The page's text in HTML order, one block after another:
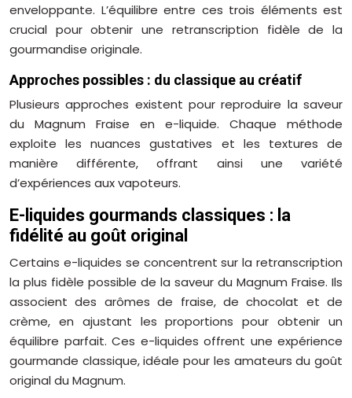
enveloppante. L’équilibre entre ces trois éléments est
crucial pour obtenir une retranscription fidèle de la
gourmandise originale.
Approches possibles : du classique au créatif
Plusieurs approches existent pour reproduire la saveur
du Magnum Fraise en e-liquide. Chaque méthode
exploite les nuances gustatives et les textures de
manière différente, offrant ainsi une variété
d’expériences aux vapoteurs.
E-liquides gourmands classiques : la
fidélité au goût original
Certains e-liquides se concentrent sur la retranscription
la plus fidèle possible de la saveur du Magnum Fraise. Ils
associent des arômes de fraise, de chocolat et de
crème, en ajustant les proportions pour obtenir un
équilibre parfait. Ces e-liquides offrent une expérience
gourmande classique, idéale pour les amateurs du goût
original du Magnum.